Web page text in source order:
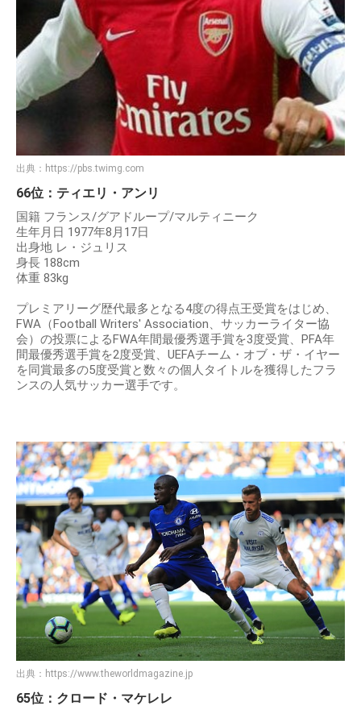
出典： https://pbs.twimg.com
66位：ティエリ・アンリ
国籍 フランス/グアドループ/マルティニーク
生年月日 1977年8月17日
出身地 レ・ジュリス
身長 188cm
体重 83kg
プレミアリーグ歴代最多となる4度の得点王受賞をはじめ、
FWA（Football Writers' Association、サッカーライター協
会）の投票によるFWA年間最優秀選手賞を3度受賞、PFA年
間最優秀選手賞を2度受賞、UEFAチーム・オブ・ザ・イヤー
を同賞最多の5度受賞と数々の個人タイトルを獲得したフラ
ンスの人気サッカー選手です。
出典： https://www.theworldmagazine.jp
65位：クロード・マケレレ